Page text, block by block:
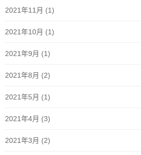
2021年11月 (1)
2021年10月 (1)
2021年9月 (1)
2021年8月 (2)
2021年5月 (1)
2021年4月 (3)
2021年3月 (2)